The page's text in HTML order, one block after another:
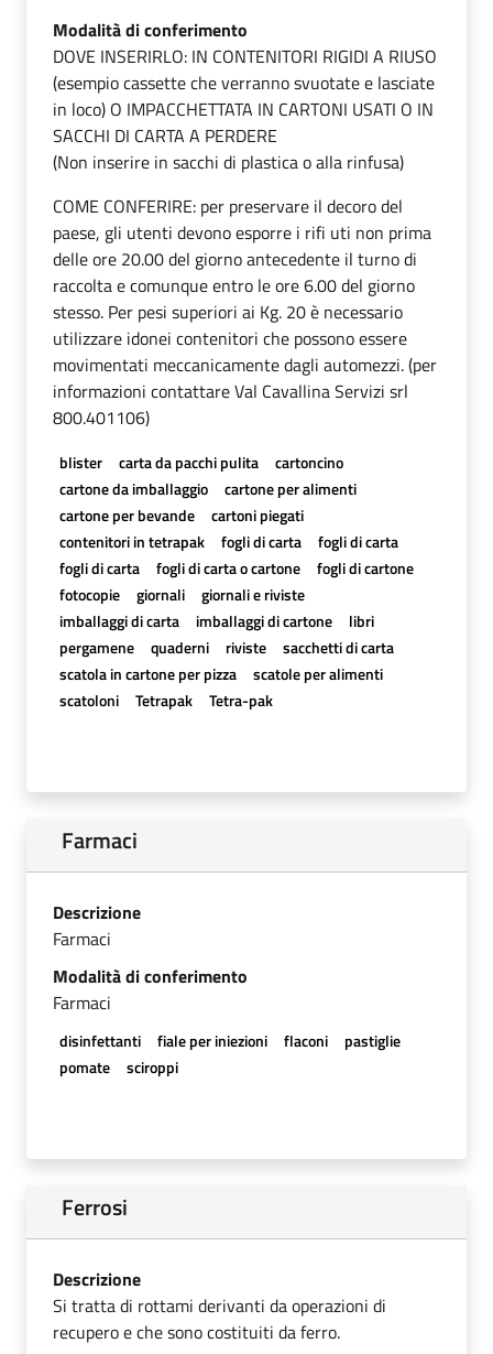
Modalità di conferimento
DOVE INSERIRLO: IN CONTENITORI RIGIDI A RIUSO
(esempio cassette che verranno svuotate e lasciate
in loco) O IMPACCHETTATA IN CARTONI USATI O IN
SACCHI DI CARTA A PERDERE
(Non inserire in sacchi di plastica o alla rinfusa)
COME CONFERIRE: per preservare il decoro del
paese, gli utenti devono esporre i rifi uti non prima
delle ore 20.00 del giorno antecedente il turno di
raccolta e comunque entro le ore 6.00 del giorno
stesso. Per pesi superiori ai Kg. 20 è necessario
utilizzare idonei contenitori che possono essere
movimentati meccanicamente dagli automezzi. (per
informazioni contattare Val Cavallina Servizi srl
800.401106)
blister carta da pacchi pulita
cartoncino
cartone da imballaggio
cartone per alimenti
cartone per bevande
cartoni piegati
contenitori in tetrapak
fogli di carta
fogli di carta
fogli di carta
fogli di carta o cartone
fogli di cartone
fotocopie
giornali
giornali e riviste
imballaggi di carta
imballaggi di cartone
libri
pergamene
quaderni riviste
sacchetti di carta
scatola in cartone per pizza
scatole per alimenti
scatoloni
Tetrapak Tetra-pak
Farmaci
Descrizione
Farmaci
Modalità di conferimento
Farmaci
disinfettanti fiale per iniezioni flaconi
pastiglie
pomate
sciroppi
Ferrosi
Descrizione
Si tratta di rottami derivanti da operazioni di
recupero e che sono costituiti da ferro.